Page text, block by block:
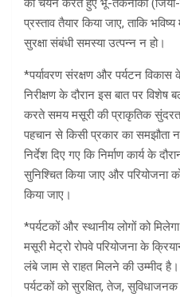
का चयन करते हुए भू-तकनीकी
प्रस्ताव तैयार किया जाए, ताकि
सुरक्षा संबंधी समस्या उत्पन्न न हो।
*पर्यावरण संरक्षण और पर्यटन
निरीक्षण के दौरान इस बात पर विशेष
करते समय मसूरी की प्राकृतिक
पहचान से किसी प्रकार का समझौता
निर्देश दिए गए कि निर्माण कार्य के
सुनिश्चित किया जाए और परियोजना
किया जाए।
*पर्यटकों और स्थानीय लोगों को
मसूरी मेट्रो रोपवे परियोजना के
लंबे जाम से राहत मिलने की उम्मीद
पर्यटकों को सुरक्षित, तेज,